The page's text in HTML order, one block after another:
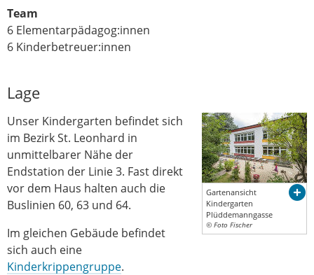
Team
6 Elementarpädagog:innen
6 Kinderbetreuer:innen
Lage
Gartenansicht
Kindergarten
Plüddemanngasse
© Foto Fischer
Unser Kindergarten befindet sich
im Bezirk St. Leonhard in
unmittelbarer Nähe der
Endstation der Linie 3. Fast direkt
vor dem Haus halten auch die
Buslinien 60, 63 und 64.
Im gleichen Gebäude befindet
sich auch eine
Kinderkrippengruppe.